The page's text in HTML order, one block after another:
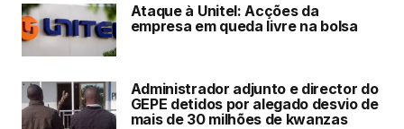
Ataque à Unitel: Acções da
empresa em queda livre na bolsa
Administrador adjunto e director do
GEPE detidos por alegado desvio de
mais de 30 milhões de kwanzas